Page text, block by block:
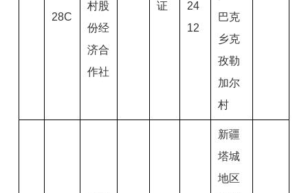
28C
村股
份经
济合
作社
证
24
12
巴克
乡克
孜勒
加尔
村
新疆
塔城
地区